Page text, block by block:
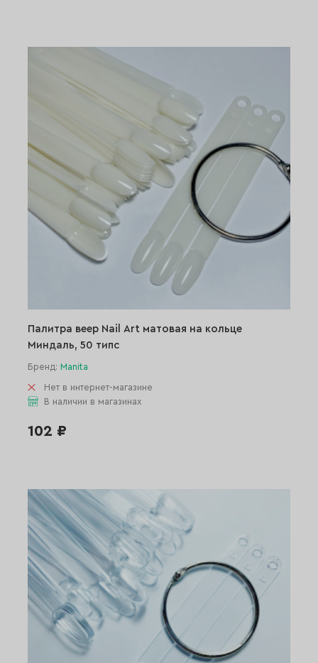
Палитра веер Nail Art матовая на кольце
Миндаль, 50 типс
Бренд: Manita
Нет в интернет-магазине
В наличии в магазинах
102 ₽